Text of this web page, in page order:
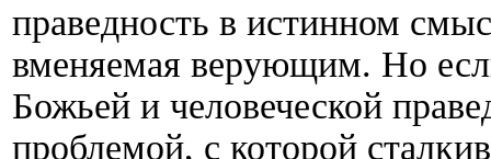
праведность в истинном
вменяемая верующим. Но
Божьей и человеческой
проблемой, с которой